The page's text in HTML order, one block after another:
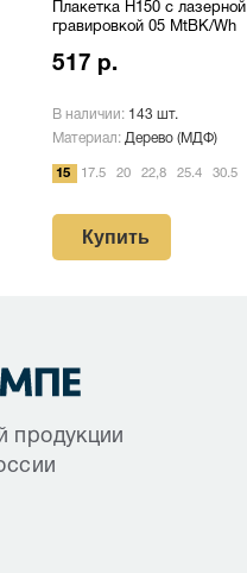
Плакетка H150 с лазерной
гравировкой 05 MtBK/Wh
517 р.
В наличии: 143 шт.
Материал: Дерево (МДФ)
15 17.5 20 22,8 25.4 30.5
Купить
продукции